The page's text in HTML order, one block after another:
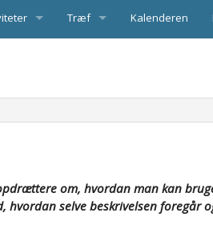
og tilmelding af nyt
(PDF)
råd
Aktuelle
Tilmelding til udstilling
Træf
Træfkatalog
Kalenderen
om, hvordan man kan
selve beskrivelsen foregår